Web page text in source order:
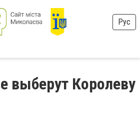
Рус
выберут Королеву